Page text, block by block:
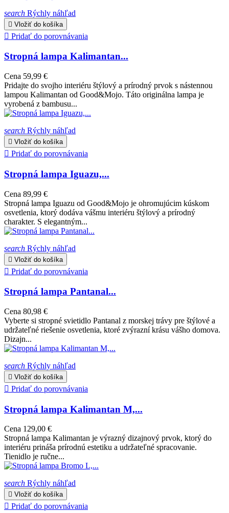
search Rýchly náhľad
 Vložiť do košíka
 Pridať do porovnávania
Stropná lampa Kalimantan...
Cena 59,99 €
Pridajte do svojho interiéru štýlový a prírodný prvok s nástennou
lampou Kalimantan od Good&Mojo. Táto originálna lampa je
vyrobená z bambusu...
search Rýchly náhľad
 Vložiť do košíka
 Pridať do porovnávania
Stropná lampa Iguazu,...
Cena 89,99 €
Stropná lampa Iguazu od Good&Mojo je ohromujúcim kúskom
osvetlenia, ktorý dodáva vášmu interiéru štýlový a prírodný
charakter. S elegantným...
search Rýchly náhľad
 Vložiť do košíka
 Pridať do porovnávania
Stropná lampa Pantanal...
Cena 80,98 €
Vyberte si stropné svietidlo Pantanal z morskej trávy pre štýlové a
udržateľné riešenie osvetlenia, ktoré zvýrazní krásu vášho domova.
Dizajn...
search Rýchly náhľad
 Vložiť do košíka
 Pridať do porovnávania
Stropná lampa Kalimantan M,...
Cena 129,00 €
Stropná lampa Kalimantan je výrazný dizajnový prvok, ktorý do
interiéru prináša prírodnú estetiku a udržateľné spracovanie.
Tienidlo je ručne...
search Rýchly náhľad
 Vložiť do košíka
 Pridať do porovnávania